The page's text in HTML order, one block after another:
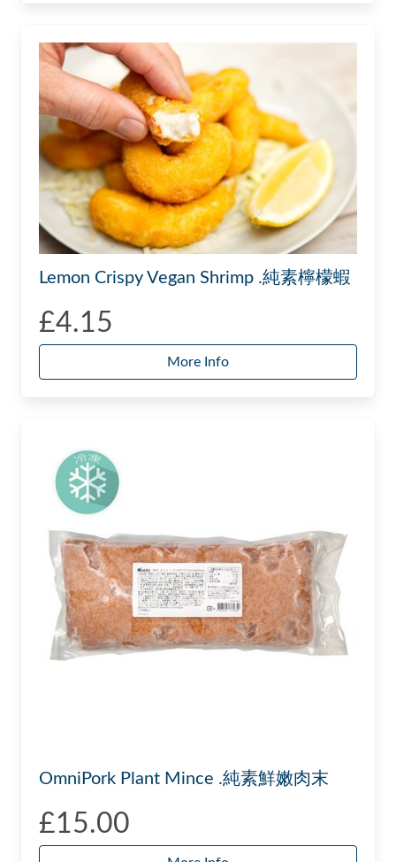
Lemon Crispy Vegan Shrimp .純素檸檬蝦
£4.15
More Info
OmniPork Plant Mince .純素鮮嫩肉末
£15.00